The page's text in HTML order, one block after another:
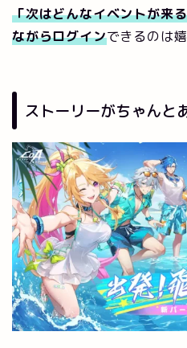
「次はどんなイベントが来
ながらログインできるのは
ストーリーがちゃんと